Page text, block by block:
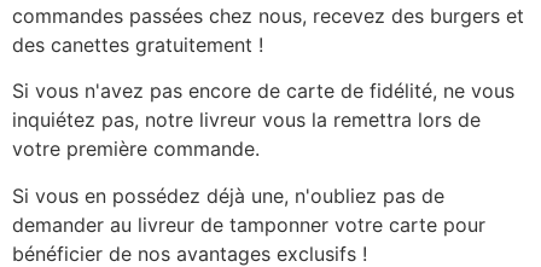
commandes passées chez nous, recevez des burgers et
des canettes gratuitement !
Si vous n'avez pas encore de carte de fidélité, ne vous
inquiétez pas, notre livreur vous la remettra lors de
votre première commande.
Si vous en possédez déjà une, n'oubliez pas de
demander au livreur de tamponner votre carte pour
bénéficier de nos avantages exclusifs !